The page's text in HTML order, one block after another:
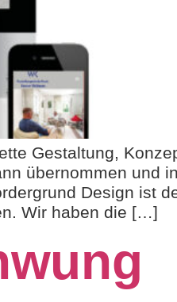
Gestaltung,
übernommen und in
Design ist
Wir haben die […]